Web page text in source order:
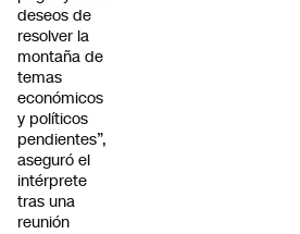
deseos de
resolver la
montaña de
temas
económicos
y políticos
pendientes”,
aseguró el
intérprete
tras una
reunión